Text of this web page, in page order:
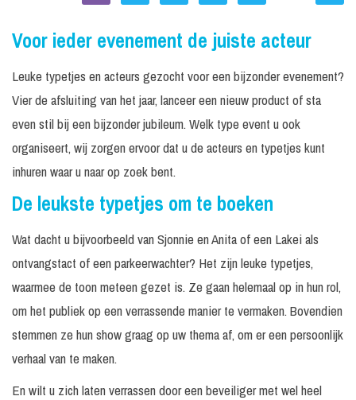
Voor ieder evenement de juiste acteur
Leuke typetjes en acteurs gezocht voor een bijzonder evenement?
Vier de afsluiting van het jaar, lanceer een nieuw product of sta
even stil bij een bijzonder jubileum. Welk type event u ook
organiseert, wij zorgen ervoor dat u de acteurs en typetjes kunt
inhuren waar u naar op zoek bent.
De leukste typetjes om te boeken
Wat dacht u bijvoorbeeld van Sjonnie en Anita of een Lakei als
ontvangstact of een parkeerwachter? Het zijn leuke typetjes,
waarmee de toon meteen gezet is. Ze gaan helemaal op in hun rol,
om het publiek op een verrassende manier te vermaken. Bovendien
stemmen ze hun show graag op uw thema af, om er een persoonlijk
verhaal van te maken.
En wilt u zich laten verrassen door een beveiliger met wel heel